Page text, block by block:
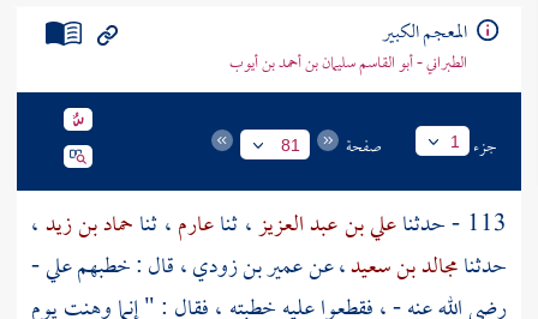
المعجم الكبير
الطبراني - أبو القاسم سليمان بن أحمد بن أيوب
جزء 1 صفحة 81
113 - حدثنا علي بن عبد العزيز، ثناعارم، ثناحماد بن زيد،
حدثنامجالد بن سعيد، عنعمير بن زودي، قال : خطبهمعلي-
رضي الله عنه - ، فقطعوا عليه خطبته ، فقال : " إنما وهنت يوم